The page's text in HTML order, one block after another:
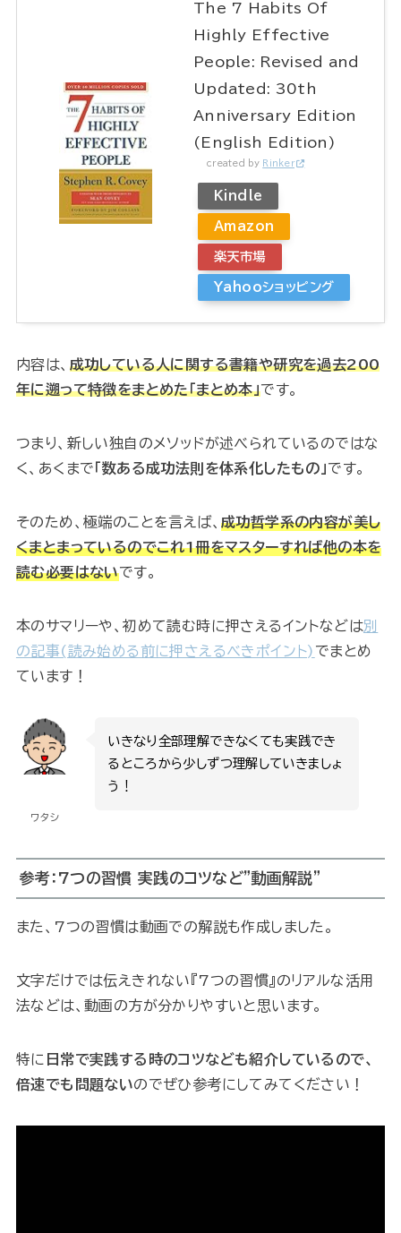
The 7 Habits Of
Highly Effective
People: Revised and
Updated: 30th
Anniversary Edition
(English Edition)
created by Rinker
Kindle
Amazon
楽天市場
Yahooショッピング
内容は、 成功している人に関する書籍や研究を過去200
年に遡って特徴をまとめた「まとめ本」です。
つまり、新しい独自のメソッドが述べられているのではな
く、あくまで 「数ある成功法則を体系化したもの」です。
そのため、極端のことを言えば、 成功哲学系の内容が美し
くまとまっているのでこれ1冊をマスターすれば他の本を
読む必要はないです。
本のサマリーや、初めて読む時に押さえるイントなどは別
の記事(読み始める前に押さえるべきポイント) でまとめ
ています！
ワタシ
いきなり全部理解できなくても実践でき
るところから少しずつ理解していきましょ
う！
参考：7つの習慣 実践のコツなど”動画解説”
また、7つの習慣は動画での解説も作成しました。
文字だけでは伝えきれない『7つの習慣』のリアルな活用
法などは、動画の方が分かりやすいと思います。
特に 日常で実践する時のコツなども紹介しているので、
倍速でも問題ないのでぜひ参考にしてみてください！